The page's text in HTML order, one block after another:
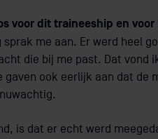
voor dit traineeship en
sprak me aan. Er werd heel
die bij me past. Dat vond
gaven ook eerlijk aan dat
is dat er echt werd